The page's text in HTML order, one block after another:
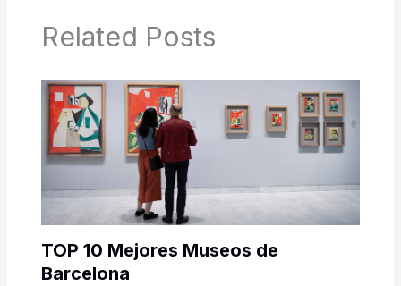
Related Posts
TOP 10 Mejores Museos de
Barcelona